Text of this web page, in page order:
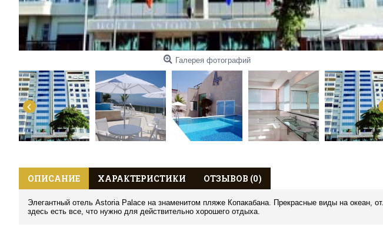
Галерея фотографий
ОПИСАНИЕ ХАРАКТЕРИСТИКИ ОТЗЫВОВ (0)
Элегантный отель Astoria Palace на знаменитом пляже Копакабана. Прекрасные виды на
здесь есть все, что нужно для действительно хорошего отдыха.